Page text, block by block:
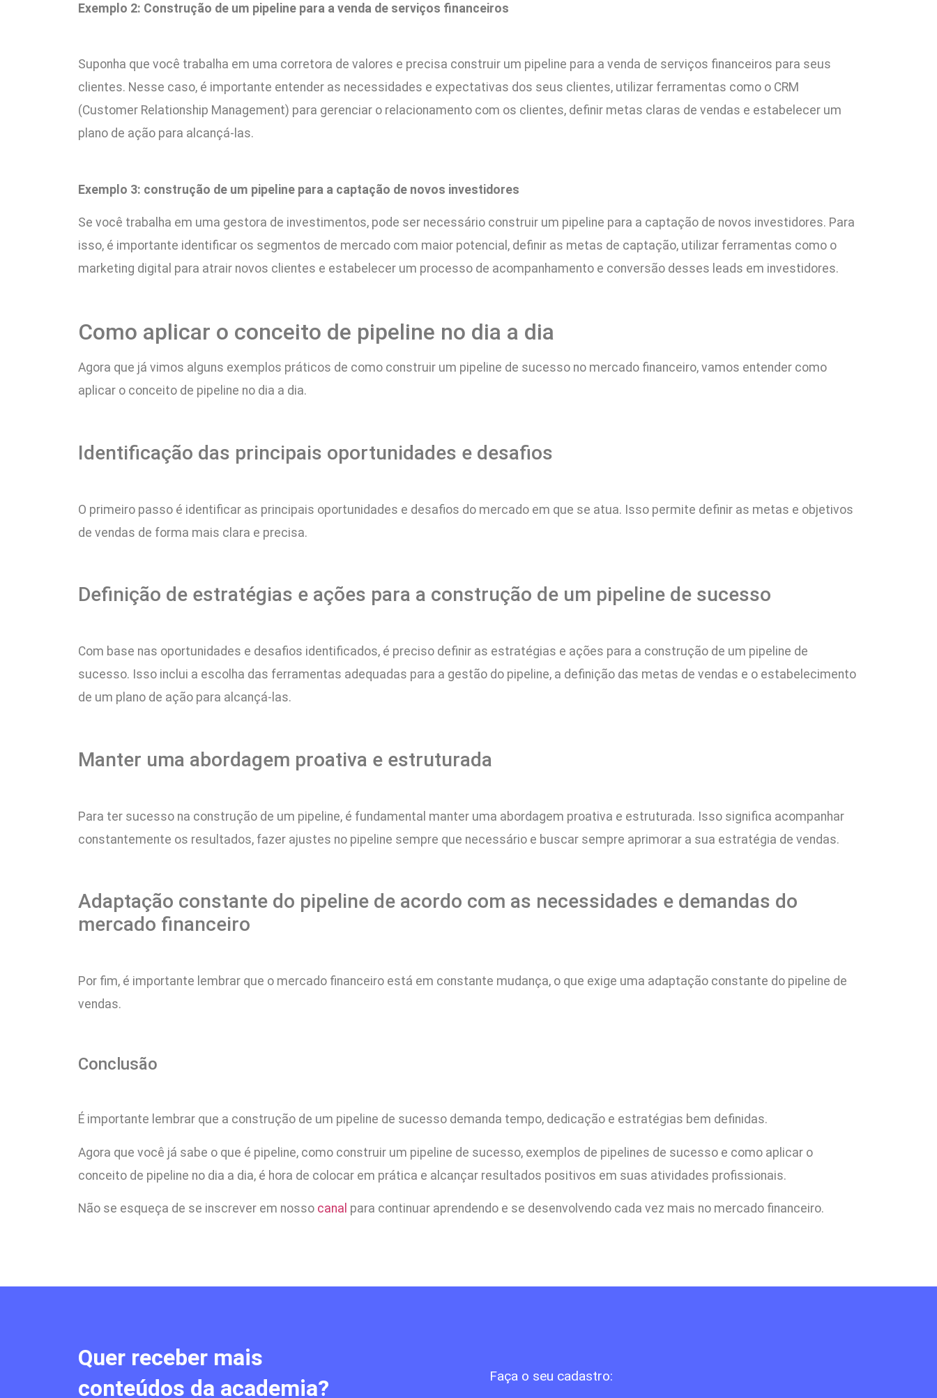
Exemplo 2: Construção de um pipeline para a venda de serviços financeiros
Suponha que você trabalha em uma corretora de valores e precisa construir um pipeline para a venda de serviços financeiros para seus
clientes. Nesse caso, é importante entender as necessidades e expectativas dos seus clientes, utilizar ferramentas como o CRM
(Customer Relationship Management) para gerenciar o relacionamento com os clientes, definir metas claras de vendas e estabelecer um
plano de ação para alcançá-las.
Exemplo 3: construção de um pipeline para a captação de novos investidores
Se você trabalha em uma gestora de investimentos, pode ser necessário construir um pipeline para a captação de novos investidores. Para
isso, é importante identificar os segmentos de mercado com maior potencial, definir as metas de captação, utilizar ferramentas como o
marketing digital para atrair novos clientes e estabelecer um processo de acompanhamento e conversão desses leads em investidores.
Como aplicar o conceito de pipeline no dia a dia
Agora que já vimos alguns exemplos práticos de como construir um pipeline de sucesso no mercado financeiro, vamos entender como
aplicar o conceito de pipeline no dia a dia.
Identificação das principais oportunidades e desafios
O primeiro passo é identificar as principais oportunidades e desafios do mercado em que se atua. Isso permite definir as metas e objetivos
de vendas de forma mais clara e precisa.
Definição de estratégias e ações para a construção de um pipeline de sucesso
Com base nas oportunidades e desafios identificados, é preciso definir as estratégias e ações para a construção de um pipeline de
sucesso. Isso inclui a escolha das ferramentas adequadas para a gestão do pipeline, a definição das metas de vendas e o estabelecimento
de um plano de ação para alcançá-las.
Manter uma abordagem proativa e estruturada
Para ter sucesso na construção de um pipeline, é fundamental manter uma abordagem proativa e estruturada. Isso significa acompanhar
constantemente os resultados, fazer ajustes no pipeline sempre que necessário e buscar sempre aprimorar a sua estratégia de vendas.
Adaptação constante do pipeline de acordo com as necessidades e demandas do
mercado financeiro
Por fim, é importante lembrar que o mercado financeiro está em constante mudança, o que exige uma adaptação constante do pipeline de
vendas.
Conclusão
É importante lembrar que a construção de um pipeline de sucesso demanda tempo, dedicação e estratégias bem definidas.
Agora que você já sabe o que é pipeline, como construir um pipeline de sucesso, exemplos de pipelines de sucesso e como aplicar o
conceito de pipeline no dia a dia, é hora de colocar em prática e alcançar resultados positivos em suas atividades profissionais.
Não se esqueça de se inscrever em nosso canal para continuar aprendendo e se desenvolvendo cada vez mais no mercado financeiro.
Quer receber mais
conteúdos da academia?
Faça o seu cadastro: